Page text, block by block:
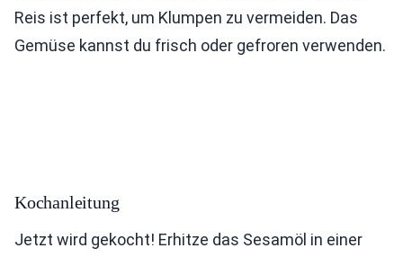
Reis ist perfekt, um Klumpen zu vermeiden. Das
Gemüse kannst du frisch oder gefroren verwenden.
Kochanleitung
Jetzt wird gekocht! Erhitze das Sesamöl in einer